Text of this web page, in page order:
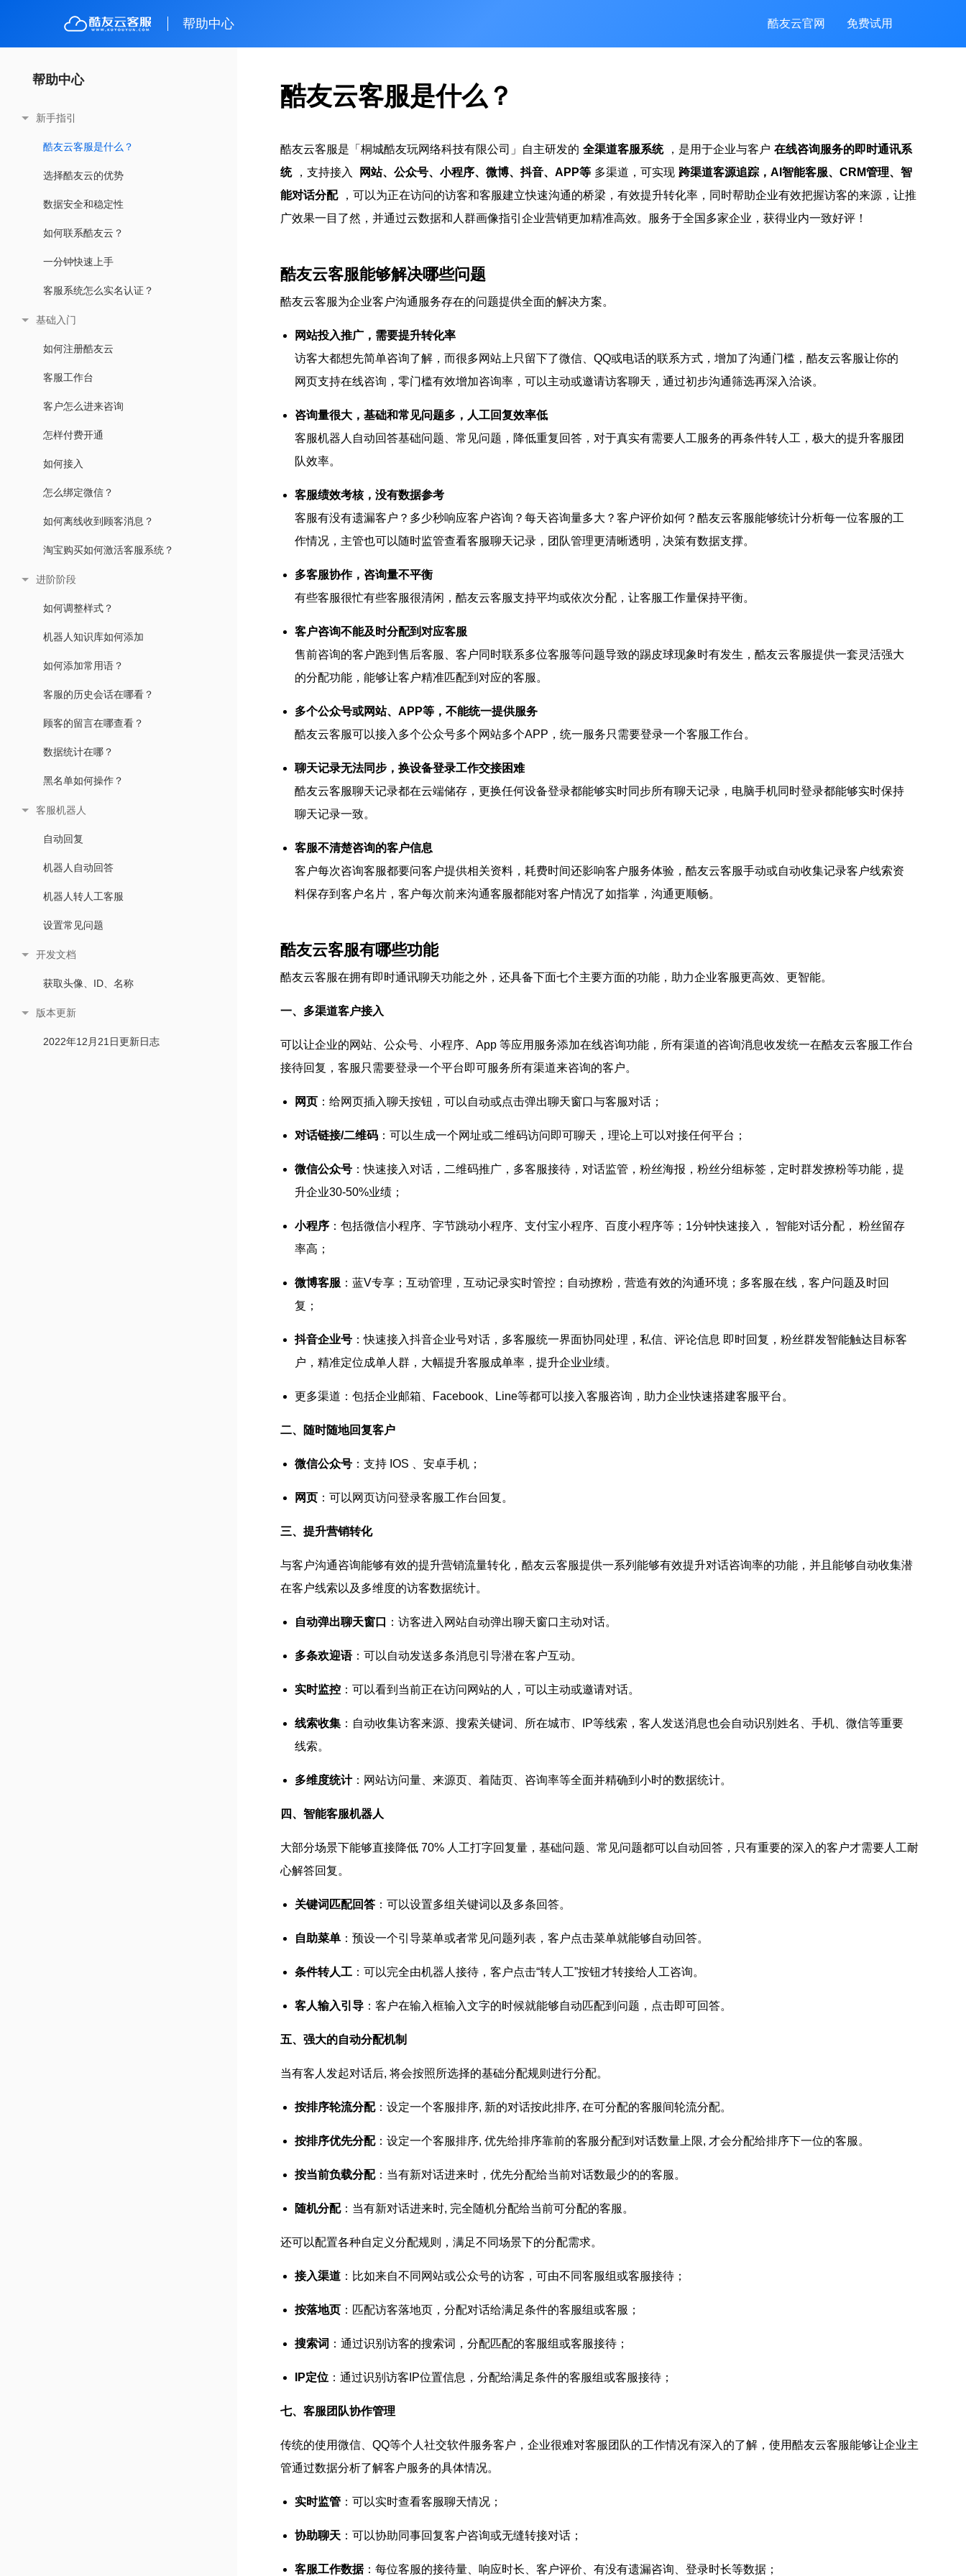
帮助中心 酷友云官网 免费试用
帮助中心
帮助中心
新手指引
酷友云客服是什么？
选择酷友云的优势
数据安全和稳定性
如何联系酷友云？
一分钟快速上手
客服系统怎么实名认证？
基础入门
如何注册酷友云
客服工作台
客户怎么进来咨询
怎样付费开通
如何接入
怎么绑定微信？
如何离线收到顾客消息？
淘宝购买如何激活客服系统？
进阶阶段
如何调整样式？
机器人知识库如何添加
如何添加常用语？
客服的历史会话在哪看？
顾客的留言在哪查看？
数据统计在哪？
黑名单如何操作？
客服机器人
自动回复
机器人自动回答
机器人转人工客服
设置常见问题
开发文档
获取头像、ID、名称
版本更新
2022年12月21日更新日志
酷友云客服是什么？
酷友云客服是「桐城酷友玩网络科技有限公司」自主研发的 全渠道客服系统 ，是用于企业与客户 在线咨询服务的即时通讯系
统
，支持接入 网站、公众号、小程序、微博、抖音、APP等 多渠道，可实现 跨渠道客源追踪，AI智能客服、CRM管理、智
能对话分配
，可以为正在访问的访客和客服建立快速沟通的桥梁，有效提升转化率，同时帮助企业有效把握访客的来源，让推
广效果一目了然，并通过云数据和人群画像指引企业营销更加精准高效。服务于全国多家企业，获得业内一致好评！
酷友云客服能够解决哪些问题
酷友云客服为企业客户沟通服务存在的问题提供全面的解决方案。
网站投入推广，需要提升转化率
访客大都想先简单咨询了解，而很多网站上只留下了微信、QQ或电话的联系方式，增加了沟通门槛，酷友云客服让你的
网页支持在线咨询，零门槛有效增加咨询率，可以主动或邀请访客聊天，通过初步沟通筛选再深入洽谈。
咨询量很大，基础和常见问题多，人工回复效率低
客服机器人自动回答基础问题、常见问题，降低重复回答，对于真实有需要人工服务的再条件转人工，极大的提升客服团
队效率。
客服绩效考核，没有数据参考
客服有没有遗漏客户？多少秒响应客户咨询？每天咨询量多大？客户评价如何？酷友云客服能够统计分析每一位客服的工
作情况，主管也可以随时监管查看客服聊天记录，团队管理更清晰透明，决策有数据支撑。
多客服协作，咨询量不平衡
有些客服很忙有些客服很清闲，酷友云客服支持平均或依次分配，让客服工作量保持平衡。
客户咨询不能及时分配到对应客服
售前咨询的客户跑到售后客服、客户同时联系多位客服等问题导致的踢皮球现象时有发生，酷友云客服提供一套灵活强大
的分配功能，能够让客户精准匹配到对应的客服。
多个公众号或网站、APP等，不能统一提供服务
酷友云客服可以接入多个公众号多个网站多个APP，统一服务只需要登录一个客服工作台。
聊天记录无法同步，换设备登录工作交接困难
酷友云客服聊天记录都在云端储存，更换任何设备登录都能够实时同步所有聊天记录，电脑手机同时登录都能够实时保持
聊天记录一致。
客服不清楚咨询的客户信息
客户每次咨询客服都要问客户提供相关资料，耗费时间还影响客户服务体验，酷友云客服手动或自动收集记录客户线索资
料保存到客户名片，客户每次前来沟通客服都能对客户情况了如指掌，沟通更顺畅。
酷友云客服有哪些功能
酷友云客服在拥有即时通讯聊天功能之外，还具备下面七个主要方面的功能，助力企业客服更高效、更智能。
一、多渠道客户接入
可以让企业的网站、公众号、小程序、App 等应用服务添加在线咨询功能，所有渠道的咨询消息收发统一在酷友云客服工作台
接待回复，客服只需要登录一个平台即可服务所有渠道来咨询的客户。
网页 ：给网页插入聊天按钮，可以自动或点击弹出聊天窗口与客服对话；
对话链接/二维码 ：可以生成一个网址或二维码访问即可聊天，理论上可以对接任何平台；
微信公众号 ：快速接入对话，二维码推广，多客服接待，对话监管，粉丝海报，粉丝分组标签，定时群发撩粉等功能，提
升企业30-50%业绩；
小程序 ：包括微信小程序、字节跳动小程序、支付宝小程序、百度小程序等；1分钟快速接入， 智能对话分配， 粉丝留存
率高；
微博客服 ：蓝V专享；互动管理，互动记录实时管控；自动撩粉，营造有效的沟通环境；多客服在线，客户问题及时回
复；
抖音企业号 ：快速接入抖音企业号对话，多客服统一界面协同处理，私信、评论信息 即时回复，粉丝群发智能触达目标客
户，精准定位成单人群，大幅提升客服成单率，提升企业业绩。
更多渠道：包括企业邮箱、Facebook、Line等都可以接入客服咨询，助力企业快速搭建客服平台。
二、随时随地回复客户
微信公众号 ：支持 IOS 、安卓手机；
网页 ：可以网页访问登录客服工作台回复。
三、提升营销转化
与客户沟通咨询能够有效的提升营销流量转化，酷友云客服提供一系列能够有效提升对话咨询率的功能，并且能够自动收集潜
在客户线索以及多维度的访客数据统计。
自动弹出聊天窗口 ：访客进入网站自动弹出聊天窗口主动对话。
多条欢迎语：可以自动发送多条消息引导潜在客户互动。
实时监控 ：可以看到当前正在访问网站的人，可以主动或邀请对话。
线索收集 ：自动收集访客来源、搜索关键词、所在城市、IP等线索，客人发送消息也会自动识别姓名、手机、微信等重要
线索。
多维度统计：网站访问量、来源页、着陆页、咨询率等全面并精确到小时的数据统计。
四、智能客服机器人
大部分场景下能够直接降低 70% 人工打字回复量，基础问题、常见问题都可以自动回答，只有重要的深入的客户才需要人工耐
心解答回复。
关键词匹配回答 ：可以设置多组关键词以及多条回答。
自助菜单 ：预设一个引导菜单或者常见问题列表，客户点击菜单就能够自动回答。
条件转人工 ：可以完全由机器人接待，客户点击“转人工”按钮才转接给人工咨询。
客人输入引导 ：客户在输入框输入文字的时候就能够自动匹配到问题，点击即可回答。
五、强大的自动分配机制
当有客人发起对话后, 将会按照所选择的基础分配规则进行分配。
按排序轮流分配：设定一个客服排序, 新的对话按此排序, 在可分配的客服间轮流分配。
按排序优先分配：设定一个客服排序, 优先给排序靠前的客服分配到对话数量上限, 才会分配给排序下一位的客服。
按当前负载分配：当有新对话进来时，优先分配给当前对话数最少的的客服。
随机分配：当有新对话进来时, 完全随机分配给当前可分配的客服。
还可以配置各种自定义分配规则，满足不同场景下的分配需求。
接入渠道 ：比如来自不同网站或公众号的访客，可由不同客服组或客服接待；
按落地页 ：匹配访客落地页，分配对话给满足条件的客服组或客服；
搜索词 ：通过识别访客的搜索词，分配匹配的客服组或客服接待；
IP定位 ：通过识别访客IP位置信息，分配给满足条件的客服组或客服接待；
七、客服团队协作管理
传统的使用微信、QQ等个人社交软件服务客户，企业很难对客服团队的工作情况有深入的了解，使用酷友云客服能够让企业主
管通过数据分析了解客户服务的具体情况。
实时监管 ：可以实时查看客服聊天情况；
协助聊天 ：可以协助同事回复客户咨询或无缝转接对话；
客服工作数据：每位客服的接待量、响应时长、客户评价、有没有遗漏咨询、登录时长等数据；